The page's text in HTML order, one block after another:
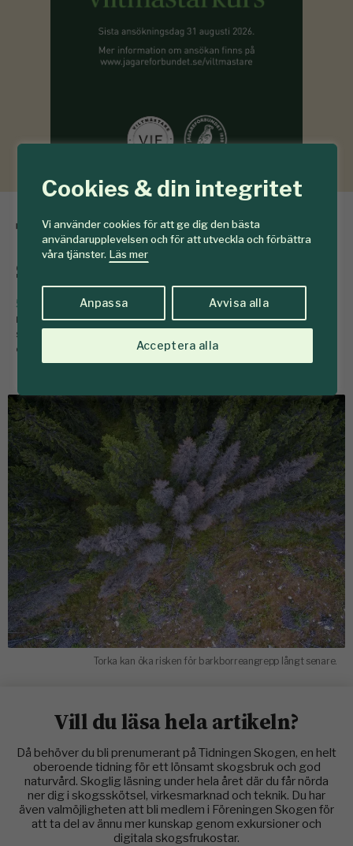
Cookies & din integritet
Vi använder cookies för att ge dig den bästa
användarupplevelsen och för att utveckla och förbättra
våra tjänster. Läs mer
Anpassa Avvisa alla
Acceptera alla
Torr höst försvagar
sommargran
5 juni
Om hösten är torr tycks granens
motståndskraft försvagas följande sommar. Och
svagast är den när barkborrarna är som mest aktiva,
enligt en forskningsstudie.
Torka kan öka risken för barkborreangrepp långt senare.
Vill du läsa hela artikeln?
Då behöver du bli prenumerant på Tidningen Skogen, en helt
oberoende tidning för ett lönsamt skogsbruk och god
naturvård. Skoglig läsning under hela året där du får nörda
ner dig i skogsskötsel, virkesmarknad och teknik. Du har
även valmöjligheten att bli medlem i Föreningen Skogen för
att ta del av ännu mer kunskap genom exkursioner och
digitala skogsfrukostar.